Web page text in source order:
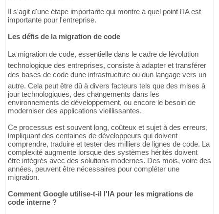
Il s'agit d'une étape importante qui montre à quel point l'IA est
importante pour l'entreprise.
Les défis de la migration de code
La migration de code, essentielle dans le cadre de lévolution
technologique des entreprises, consiste à adapter et transférer
des bases de code dune infrastructure ou dun langage vers un
autre. Cela peut être dû à divers facteurs tels que des mises à
jour technologiques, des changements dans les
environnements de développement, ou encore le besoin de
moderniser des applications vieillissantes.
Ce processus est souvent long, coûteux et sujet à des erreurs,
impliquant des centaines de développeurs qui doivent
comprendre, traduire et tester des milliers de lignes de code. La
complexité augmente lorsque des systèmes hérités doivent
être intégrés avec des solutions modernes. Des mois, voire des
années, peuvent être nécessaires pour compléter une
migration.
Comment Google utilise-t-il l'IA pour les migrations de
code interne ?